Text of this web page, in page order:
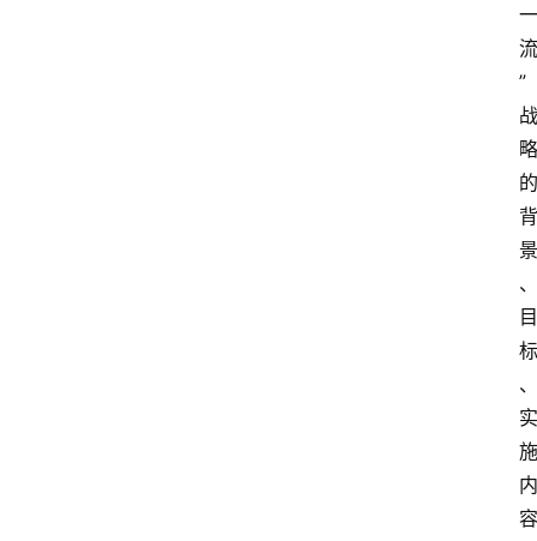
一
流
”
战
略
的
背
景
、
目
标
、
实
施
内
容